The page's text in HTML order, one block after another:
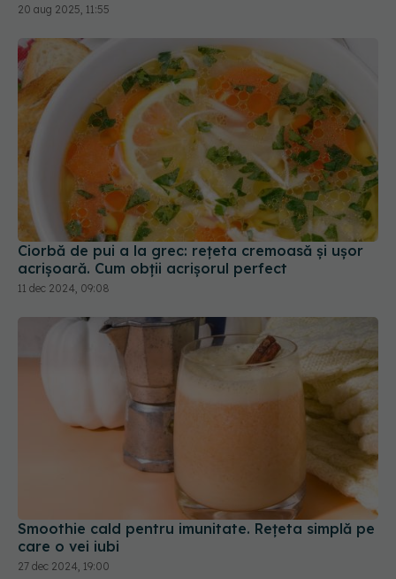
20 aug 2025, 11:55
Ciorbă de pui a la grec: rețeta cremoasă și ușor
acrișoară. Cum obții acrișorul perfect
11 dec 2024, 09:08
Smoothie cald pentru imunitate. Rețeta simplă pe
care o vei iubi
27 dec 2024, 19:00